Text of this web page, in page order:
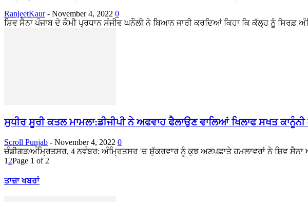
RanjeetKaur - November 4, 2022 0
ਸ਼ਿਵ ਸੈਨਾ ਪੰਜਾਬ ਦੇ ਕੌਮੀ ਪ੍ਰਧਾਨ ਸੰਜੀਵ ਘਨੌਲੀ ਨੇ ਬਿਆਨ ਜਾਰੀ ਕਰਦਿਆਂ ਕਿਹਾ ਕਿ ਕੱਲ੍ਹ ਨੂੰ ਸਿਰਫ਼
ਸੁਧੀਰ ਸੂਰੀ ਕਤਲ ਮਾਮਲਾ:ਡੀਜੀਪੀ ਨੇ ਅਫਵਾਹ ਫੈਲਾਉਣ ਵਾਲਿਆਂ ਖਿਲਾਫ ਸਖਤ ਕਾਨੂੰਨੀ
Scroll Punjab - November 4, 2022 0
ਚੰਡੀਗੜ/ਅੰਮ੍ਰਿਤਸਰ, 4 ਨਵੰਬਰ: ਅੰਮ੍ਰਿਤਸਰ 'ਚ ਸ਼ੁੱਕਰਵਾਰ ਨੂੰ ਕੁਝ ਅਣਪਛਾਤੇ ਹਮਲਾਵਰਾਂ ਨੇ ਸ਼ਿਵ ਸੈਨਾ
1 2Page 1 of 2
ਤਾਜ਼ਾ ਖਬਰਾਂ